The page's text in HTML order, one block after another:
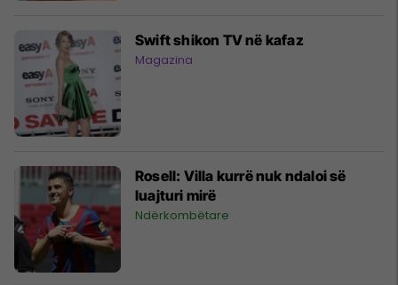
Swift shikon TV në kafaz
Magazina
Rosell: Villa kurrë nuk ndaloi së
luajturi mirë
Ndërkombëtare